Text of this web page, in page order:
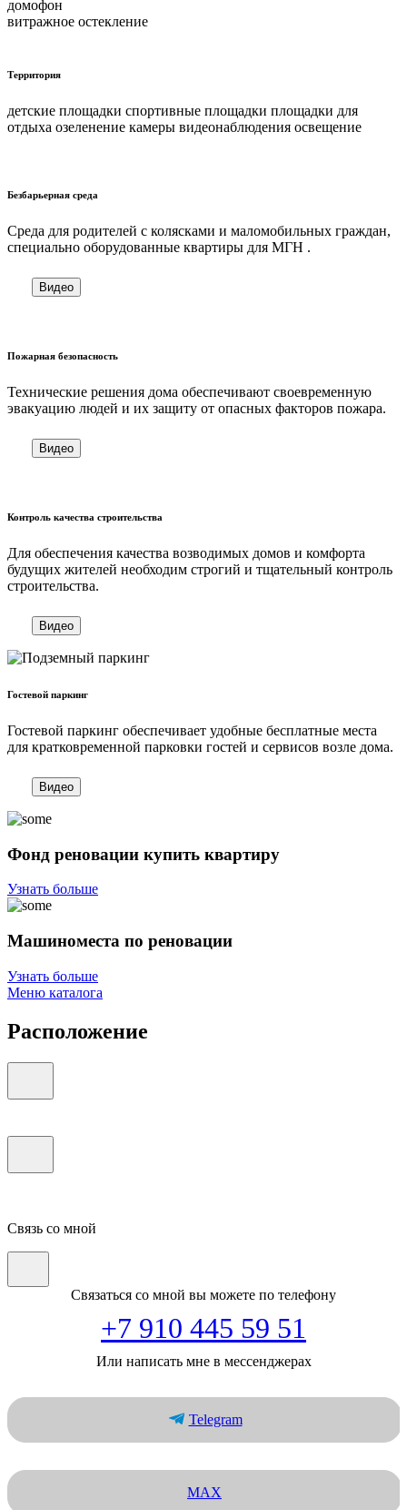
домофон
витражное остекление
Территория
детские площадки спортивные площадки площадки для
отдыха озеленение камеры видеонаблюдения освещение
Безбарьерная среда
Cреда для родителей с колясками и маломобильных граждан,
специально оборудованные квартиры для МГН .
Видео
Пожарная безопасность
Технические решения дома обеспечивают своевременную
эвакуацию людей и их защиту от опасных факторов пожара.
Видео
Контроль качества строительства
Для обеспечения качества возводимых домов и комфорта
будущих жителей необходим строгий и тщательный контроль
строительства.
Видео
Гостевой паркинг
Гостевой паркинг обеспечивает удобные бесплатные места
для кратковременной парковки гостей и сервисов возле дома.
Видео
Фонд реновации купить квартиру
Узнать больше
Машиноместа по реновации
Узнать больше
Меню каталога
Расположение
Связь со мной
Связаться со мной вы можете по телефону
+7 910 445 59 51
Или написать мне в мессенджерах
Telegram
MAX